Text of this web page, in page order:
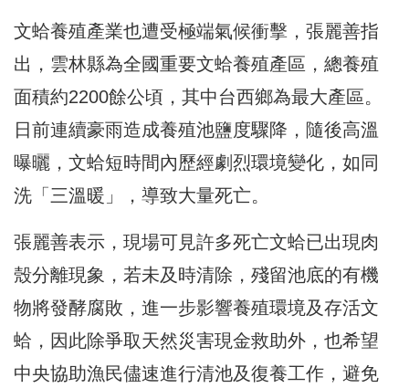
文蛤養殖產業也遭受極端氣候衝擊，張麗善指
出，雲林縣為全國重要文蛤養殖產區，總養殖
面積約2200餘公頃，其中台西鄉為最大產區。
日前連續豪雨造成養殖池鹽度驟降，隨後高溫
曝曬，文蛤短時間內歷經劇烈環境變化，如同
洗「三溫暖」，導致大量死亡。
張麗善表示，現場可見許多死亡文蛤已出現肉
殼分離現象，若未及時清除，殘留池底的有機
物將發酵腐敗，進一步影響養殖環境及存活文
蛤，因此除爭取天然災害現金救助外，也希望
中央協助漁民儘速進行清池及復養工作，避免